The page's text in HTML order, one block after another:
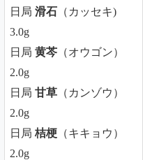
日局 滑石 （カッセキ)
3.0g
日局 黄芩 （オウゴン）
2.0g
日局 甘草 （カンゾウ）
2.0g
日局 桔梗 （キキョウ）
2.0g